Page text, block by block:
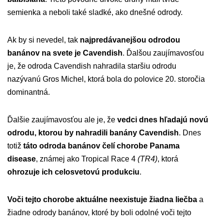
semienka a neboli také sladké, ako dnešné odrody.
Ak by si nevedel, tak najpredávanejšou odrodou
banánov na svete je Cavendish. Ďalšou zaujímavosťou
je, že odroda Cavendish nahradila staršiu odrodu
nazývanú Gros Michel, ktorá bola do polovice 20. storočia
dominantná.
Ďalšie zaujímavosťou ale je, že vedci dnes hľadajú novú
odrodu, ktorou by nahradili banány Cavendish. Dnes
totiž táto odroda banánov čelí chorobe Panama
disease, známej ako Tropical Race 4 (TR4), ktorá
ohrozuje ich celosvetovú produkciu.
Voči tejto chorobe aktuálne neexistuje žiadna liečba a
žiadne odrody banánov, ktoré by boli odolné voči tejto